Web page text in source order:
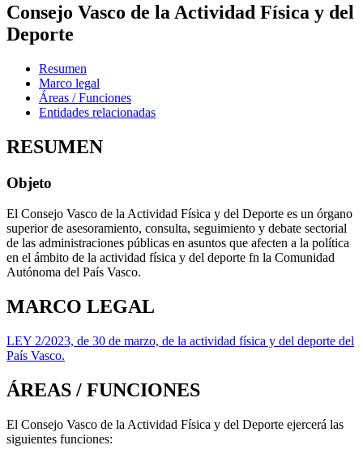
Consejo Vasco de la Actividad Física y del
Deporte
Resumen
Marco legal
Áreas / Funciones
Entidades relacionadas
RESUMEN
Objeto
El Consejo Vasco de la Actividad Física y del Deporte es un órgano
superior de asesoramiento, consulta, seguimiento y debate sectorial
de las administraciones públicas en asuntos que afecten a la política
en el ámbito de la actividad física y del deporte fn la Comunidad
Autónoma del País Vasco.
MARCO LEGAL
LEY 2/2023, de 30 de marzo, de la actividad física y del deporte del
País Vasco.
ÁREAS / FUNCIONES
El Consejo Vasco de la Actividad Física y del Deporte ejercerá las
siguientes funciones: